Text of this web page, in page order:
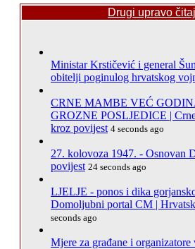
Drugi upravo
Ministar Krstičević i general
obitelji poginulog hrvatskog
CRNE MAMBE VEĆ
GROZNE POSLJEDICE |
kroz povijest 4 seconds ago
27. kolovoza 1947. - Osnovan
povijest 24 seconds ago
LJELJE - ponos i dika
Domoljubni portal CM |
seconds ago
Mjere za građane i